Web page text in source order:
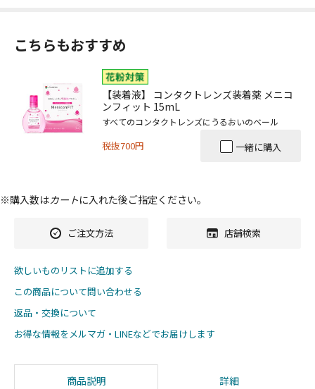
こちらもおすすめ
【装着液】 コンタクトレンズ装着薬 メニコ
ンフィット 15mL
すべてのコンタクトレンズにうるおいのベール
税抜700円 一緒に購入
※購入数はカートに入れた後ご指定ください。
ご注文方法 店舗検索
欲しいものリストに追加する
この商品について問い合わせる
返品・交換について
お得な情報をメルマガ・LINEなどでお届けします
商品説明 詳細